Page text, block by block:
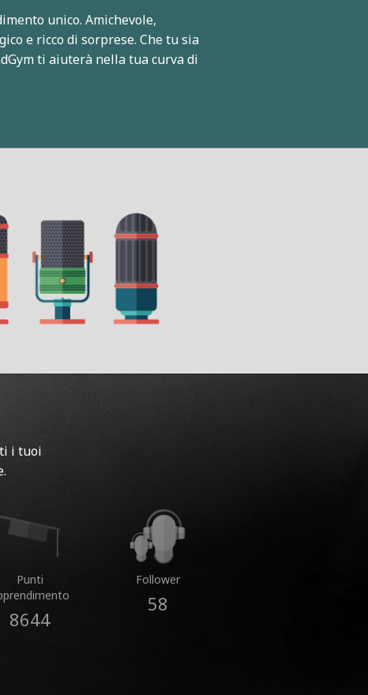
unico. Amichevole,
e ricco di sorprese. Che tu sia
ti aiuterà nella tua curva di
i tuoi
Punti
8644
Follower
58